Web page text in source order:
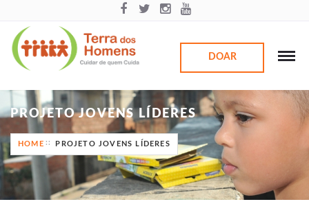
DOAR
PROJETO JOVENS LÍDERES
HOME PROJETO JOVENS LÍDERES